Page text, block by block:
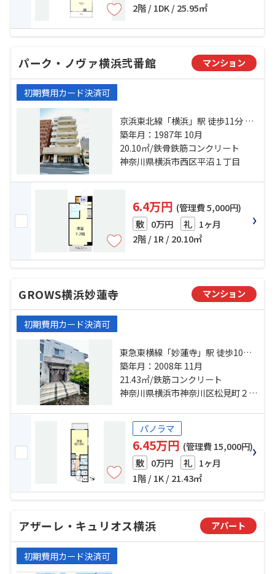
2階 / 1DK / 25.95㎡
パーク・ノヴァ横浜弐番館 マンション
初期費用カード決済可
京浜東北線「横浜」駅 徒歩11分 相
鉄本線「平沼橋」駅 徒歩3分 京急本
線「戸部」駅 徒歩5分
築年月：1987年 10月
20.10㎡/鉄骨鉄筋コンクリート
神奈川県横浜市西区平沼１丁目
6.4万円 (管理費 5,000円)
敷 0万円 礼 1ヶ月
2階 / 1R / 20.10㎡
GROWS横浜妙蓮寺 マンション
初期費用カード決済可
東急東横線「妙蓮寺」駅 徒歩10分
横浜線「大口」駅 徒歩14分 横浜線
「菊名」駅 徒歩23分
築年月：2008年 11月
21.43㎡/鉄筋コンクリート
神奈川県横浜市神奈川区松見町２丁目
パノラマ
6.45万円 (管理費 15,000円)
敷 0万円 礼 1ヶ月
1階 / 1K / 21.43㎡
アザーレ・キュリオス横浜 アパート
初期費用カード決済可